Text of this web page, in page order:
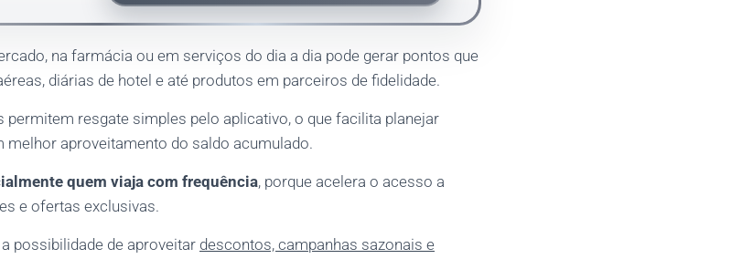
na farmácia ou em serviços do dia a dia pode gerar pontos que
diárias de hotel e até produtos em parceiros de fidelidade.
resgate simples pelo aplicativo, o que facilita planejar
melhor aproveitamento do saldo acumulado.
quem viaja com frequência, porque acelera o acesso a
e ofertas exclusivas.
possibilidade de aproveitar descontos, campanhas sazonais e